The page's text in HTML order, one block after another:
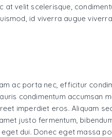
at velit scelerisque,
id viverra augue
ac porta nec, efficitur
condimentum accumsan
imperdiet eros. Aliquam
justo fermentum,
dui. Donec eget massa